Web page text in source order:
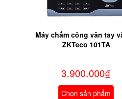
Máy chấm công vân tay
ZKTeco 101TA
3.900.000₫
Chọn sản phẩm